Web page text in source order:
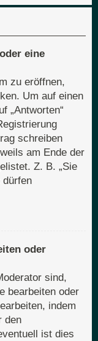
eine
zu eröffnen,
Um auf einen
„Antworten“
schreiben
am Ende der
Z. B. „Sie
dürfen
oder
sind,
bearbeiten oder
indem
den
ist dies